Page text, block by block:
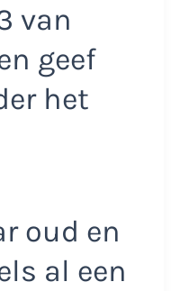
van
geef
het
oud en
al een